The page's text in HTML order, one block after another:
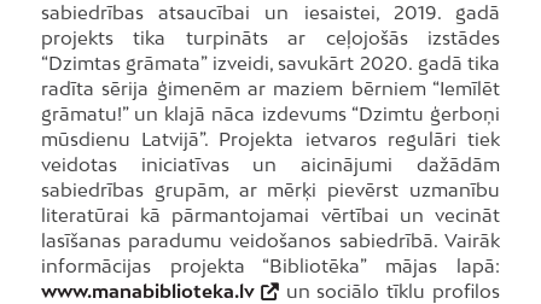
sabiedrības atsaucībai un iesaistei, 2019. gadā
projekts tika turpināts ar ceļojošās izstādes
“Dzimtas grāmata” izveidi, savukārt 2020. gadā tika
radīta sērija ģimenēm ar maziem bērniem “Iemīlēt
grāmatu!” un klajā nāca izdevums “Dzimtu ģerboņi
mūsdienu Latvijā”. Projekta ietvaros regulāri tiek
veidotas iniciatīvas un aicinājumi dažādām
sabiedrības grupām, ar mērķi pievērst uzmanību
literatūrai kā pārmantojamai vērtībai un vecināt
lasīšanas paradumu veidošanos sabiedrībā. Vairāk
informācijas projekta “Bibliotēka” mājas lapā:
www.manabiblioteka.lv
un sociālo tīklu profilos